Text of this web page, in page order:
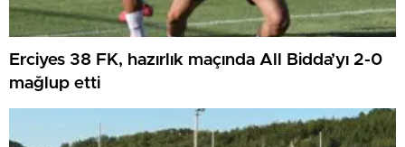
Erciyes 38 FK, hazırlık maçında All Bidda’yı 2-0
mağlup etti